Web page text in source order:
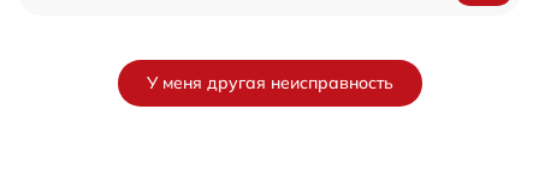
У меня другая неисправность